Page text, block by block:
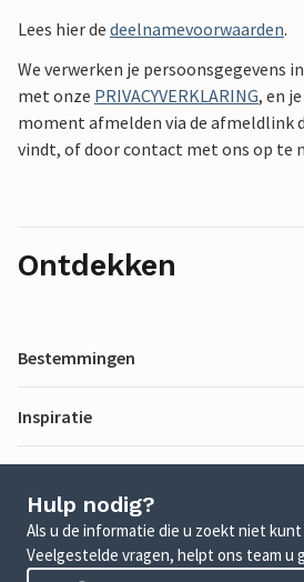
Lees hier de deelnamevoorwaarden.
We verwerken je persoonsgegevens
met onze PRIVACYVERKLARING, en
moment afmelden via de afmeldlink
vindt, of door contact met ons op te
Ontdekken
Bestemmingen
Inspiratie
Hulp nodig?
Als u de informatie die u zoekt niet
Veelgestelde vragen, helpt ons team u